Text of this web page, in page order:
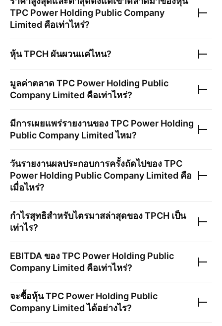
TPC Power Holding Public Company
Limited คือเท่าไหร่?
หุ้นTPCH ผันผวนแค่ไหน?
มูลค่าตลาด TPC Power Holding Public
Company Limited คือเท่าไหร่?
มีการเผยแพร่รายงานของTPC Power Holding
Public Company Limitedไหม?
วันรายงานผลประกอบการครั้งถัดไปของTPC
Power Holding Public Company Limited คือ
เมื่อไหร่?
กำไรสุทธิสำหรับไตรมาสล่าสุดของTPCH เป็น
เท่าไร?
EBITDA ของTPC Power Holding Public
Company Limited คือเท่าไหร่?
จะซื้อหุ้นTPC Power Holding Public
Company Limitedได้อย่างไร?